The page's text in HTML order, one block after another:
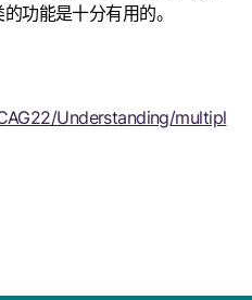
功能是十分有用的。
Understanding/multipl